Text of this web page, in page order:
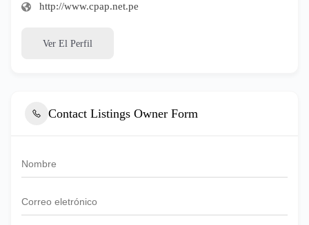
http://www.cpap.net.pe
Ver El Perfil
Contact Listings Owner Form